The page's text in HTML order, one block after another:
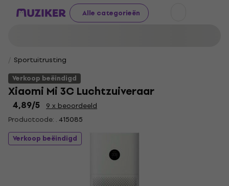
Alle categorieën
Sportuitrusting
Verkoop beëindigd
Xiaomi Mi 3C Luchtzuiveraar
4,89/5
9 x beoordeeld
Productcode: .415085
Verkoop beëindigd